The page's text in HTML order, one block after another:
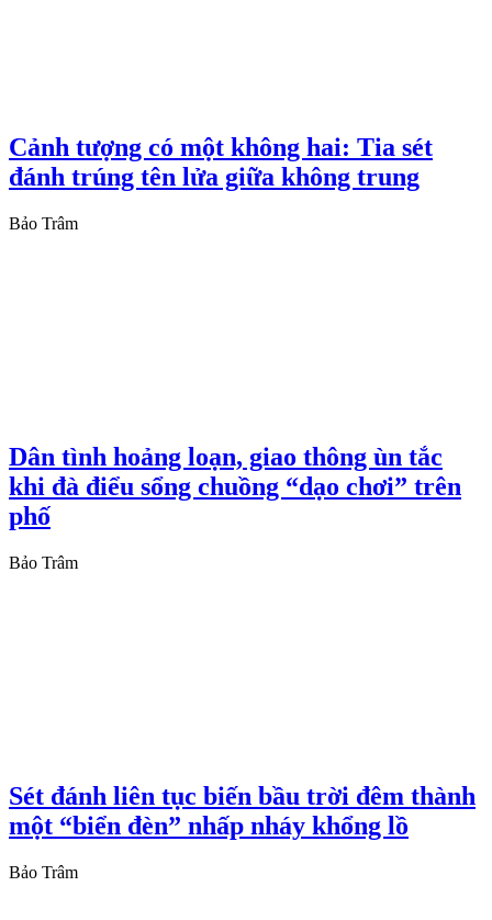
Cảnh tượng có một không hai: Tia sét
đánh trúng tên lửa giữa không trung
Bảo Trâm
Dân tình hoảng loạn, giao thông ùn tắc
khi đà điểu sổng chuồng “dạo chơi” trên
phố
Bảo Trâm
Sét đánh liên tục biến bầu trời đêm thành
một “biển đèn” nhấp nháy khổng lồ
Bảo Trâm